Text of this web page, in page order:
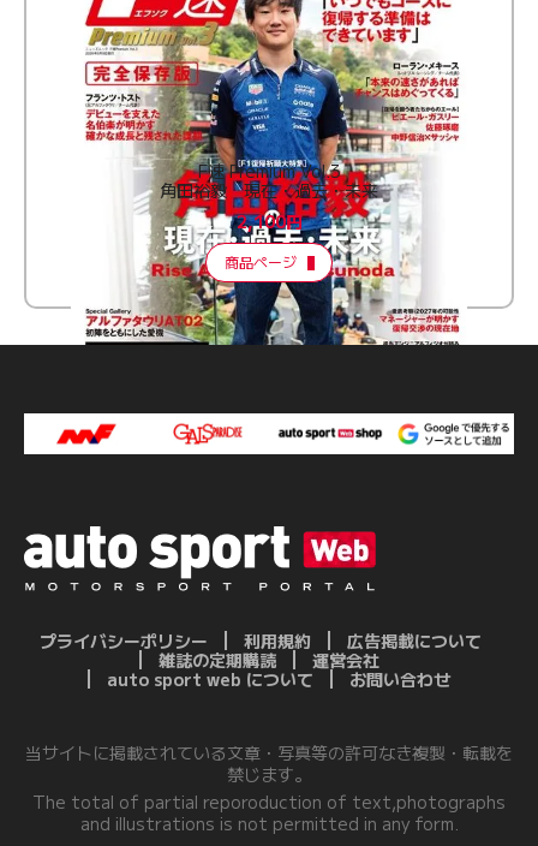
F速 Premium Vol.3
角田裕毅 現在・過去・未来
2,100円
商品ページ
プライバシーポリシー 利用規約
広告掲載について
雑誌の定期購読
運営会社
auto sport web について
お問い合わせ
当サイトに掲載されている文章・写真等の許可なき複製・転載を
禁じます。
The total of partial reporoduction of text,photographs
and illustrations is not permitted in any form.